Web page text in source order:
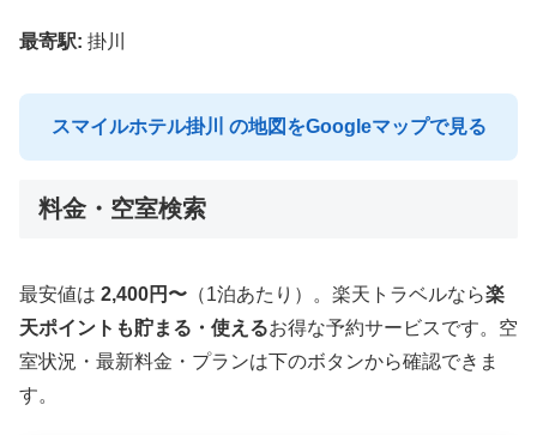
最寄駅: 掛川
スマイルホテル掛川 の地図をGoogleマップで見る
料金・空室検索
最安値は 2,400円〜 （1泊あたり）。楽天トラベルなら楽
天ポイントも貯まる・使えるお得な予約サービスです。空
室状況・最新料金・プランは下のボタンから確認できま
す。